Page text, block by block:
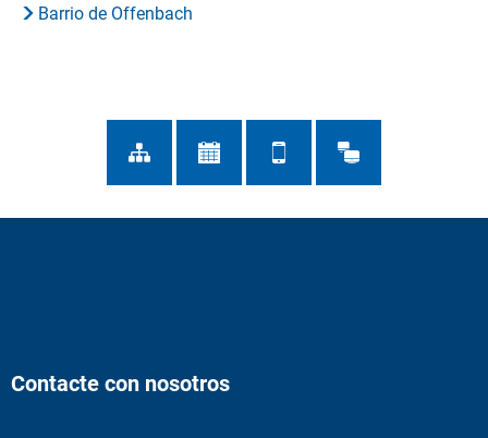
Barrio de Offenbach
Contacte con nosotros